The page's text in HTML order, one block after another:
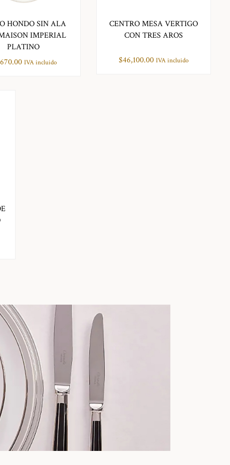
HONDO SIN ALA
IMPERIAL
PLATINO
IVA incluido
CENTRO MESA VERTIGO
CON TRES AROS
$46,100.00 IVA incluido